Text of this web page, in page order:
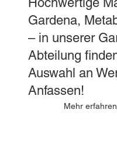
Gardena,
– in unserer
Abteilung
Auswahl an
Anfassen!
Mehr erfahren